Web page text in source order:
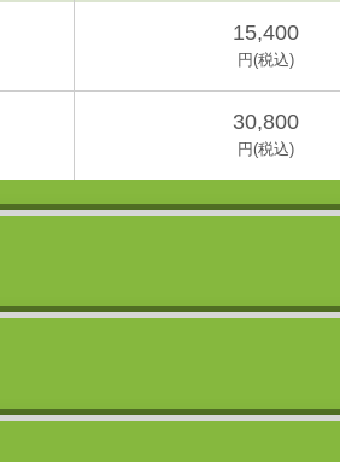
15,400
円(税込)
30,800
円(税込)